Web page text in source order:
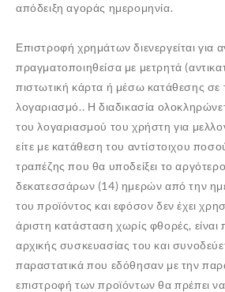
απόδειξη αγοράς ημερομηνία.
Επιστροφή χρημάτων διενεργείται για
πραγματοποιηθείσα με μετρητά
πιστωτική κάρτα ή μέσω κατάθεσης σε
λογαριασμό.. Η διαδικασία
του λογαριασμού του χρήστη για
είτε με κατάθεση του αντίστοιχου
τραπέζης που θα υποδείξει το
δεκατεσσάρων (14) ημερών από την
του προϊόντος και εφόσον δεν έχει
άριστη κατάσταση χωρίς φθορές, είναι
αρχικής συσκευασίας του και
παραστατικά που εδόθησαν με την
επιστροφή των προϊόντων θα πρέπει να